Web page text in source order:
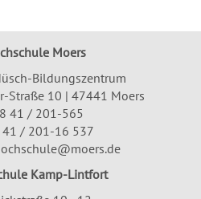
Moers
Bildungszentrum
Straße 10 | 47441 Moers
41 / 201-565
41 / 201-16 537
Kamp-Lintfort